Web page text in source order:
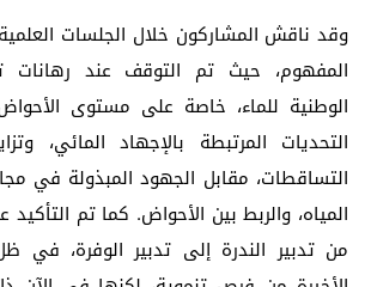
وقد ناقش المشاركون خلال الجلسات
المفهوم، حيث تم التوقف عند رهانات
الوطنية للماء، خاصة على مستوى الأحواض
التحديات المرتبطة بالإجهاد المائي،
التساقطات، مقابل الجهود المبذولة في
المياه، والربط بين الأحواض. كما تم التأكيد
من تدبير الندرة إلى تدبير الوفرة،